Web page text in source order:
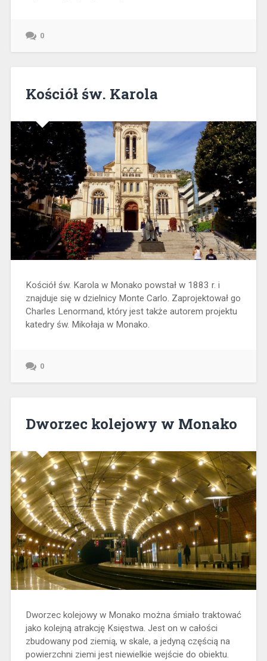
0
Kościół św. Karola
Kościół św. Karola w Monako powstał w 1883 r. i
znajduje się w dzielnicy Monte Carlo. Zaprojektował go
Charles Lenormand, który jest także autorem projektu
katedry św. Mikołaja w Monako.
0
Dworzec kolejowy w Monako
Dworzec kolejowy w Monako można śmiało traktować
jako kolejną atrakcję Księstwa. Jest on w całości
zbudowany pod ziemią, w skale, a jedyną częścią na
powierzchni ziemi jest niewielkie wejście do obiektu.